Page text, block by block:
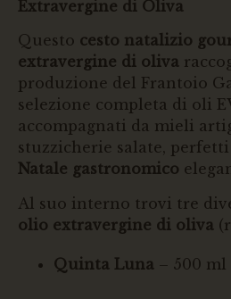
Extravergine di Oliva
Questo cesto natalizio
extravergine di oliva
produzione del Frantoio
selezione completa di oli
accompagnati da mieli
stuzzicherie salate,
Natale gastronomico
Al suo interno trovi tre
olio extravergine di oliva
Quinta Luna – 500 ml